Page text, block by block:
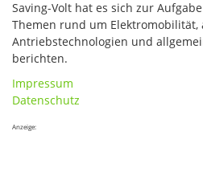
Saving-Volt hat es sich zur
Themen rund um Elektromobilität,
Antriebstechnologien und
berichten.
Impressum
Datenschutz
Anzeige: